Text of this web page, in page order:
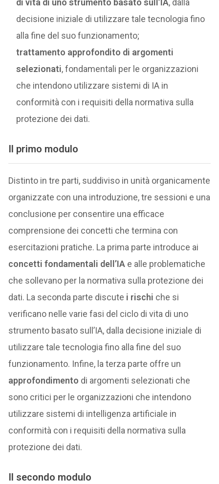
decisione iniziale di utilizzare tale tecnologia fino
alla fine del suo funzionamento;
trattamento approfondito di argomenti
selezionati, fondamentali per le organizzazioni
che intendono utilizzare sistemi di IA in
conformità con i requisiti della normativa sulla
protezione dei dati.
Il primo modulo
Distinto in tre parti, suddiviso in unità organicamente
organizzate con una introduzione, tre sessioni e una
conclusione per consentire una efficace
comprensione dei concetti che termina con
esercitazioni pratiche. La prima parte introduce ai
concetti fondamentali dell’IA e alle problematiche
che sollevano per la normativa sulla protezione dei
dati. La seconda parte discute i rischi che si
verificano nelle varie fasi del ciclo di vita di uno
strumento basato sull’IA, dalla decisione iniziale di
utilizzare tale tecnologia fino alla fine del suo
funzionamento. Infine, la terza parte offre un
approfondimento di argomenti selezionati che
sono critici per le organizzazioni che intendono
utilizzare sistemi di intelligenza artificiale in
conformità con i requisiti della normativa sulla
protezione dei dati.
Il secondo modulo